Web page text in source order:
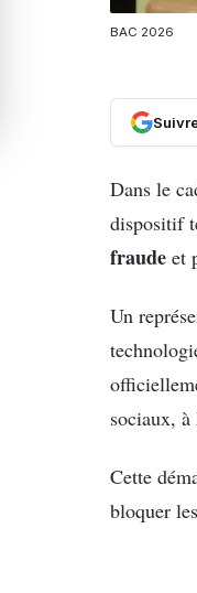
BAC 2026
Dans le
dispositif
fraude et
Un
sociaux, à
Cette
bloquer